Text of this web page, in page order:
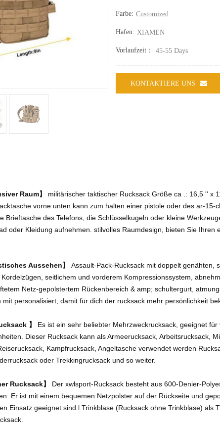
Farbe: Customized
Hafen: XIAMEN
Vorlaufzeit： 45-55 Days
KONTAKTIERE UNS
Raum】
militärischer taktischer Rucksack Größe ca .: 16,5 '' x
vorne unten kann zum halten einer pistole oder des ar-15-
Brieftasche des Telefons, die Schlüsselkugeln oder kleine
oder Kleidung aufnehmen. stilvolles Raumdesign, bieten Sie Ihren
Aussehen】
Assault-Pack-Rucksack mit doppelt genähten,
seitlichem und vorderem Kompressionssystem,
Netz-gepolstertem Rückenbereich & amp; schultergurt,
personalisiert, damit für dich der rucksack mehr persönlichkeit
】
Es ist ein sehr beliebter Mehrzweckrucksack, geeignet
Dieser Rucksack kann als Armeerucksack, Arbeitsrucksack,
Kampfrucksack, Angeltasche verwendet werden
oder Trekkingrucksack und so weiter.
Rucksack】
Der xwlsport-Rucksack besteht aus 600-Denier-
Er ist mit einem bequemen Netzpolster auf der Rückseite und
Einsatz geeignet sind l Trinkblase (Rucksack ohne Trinkblase) als